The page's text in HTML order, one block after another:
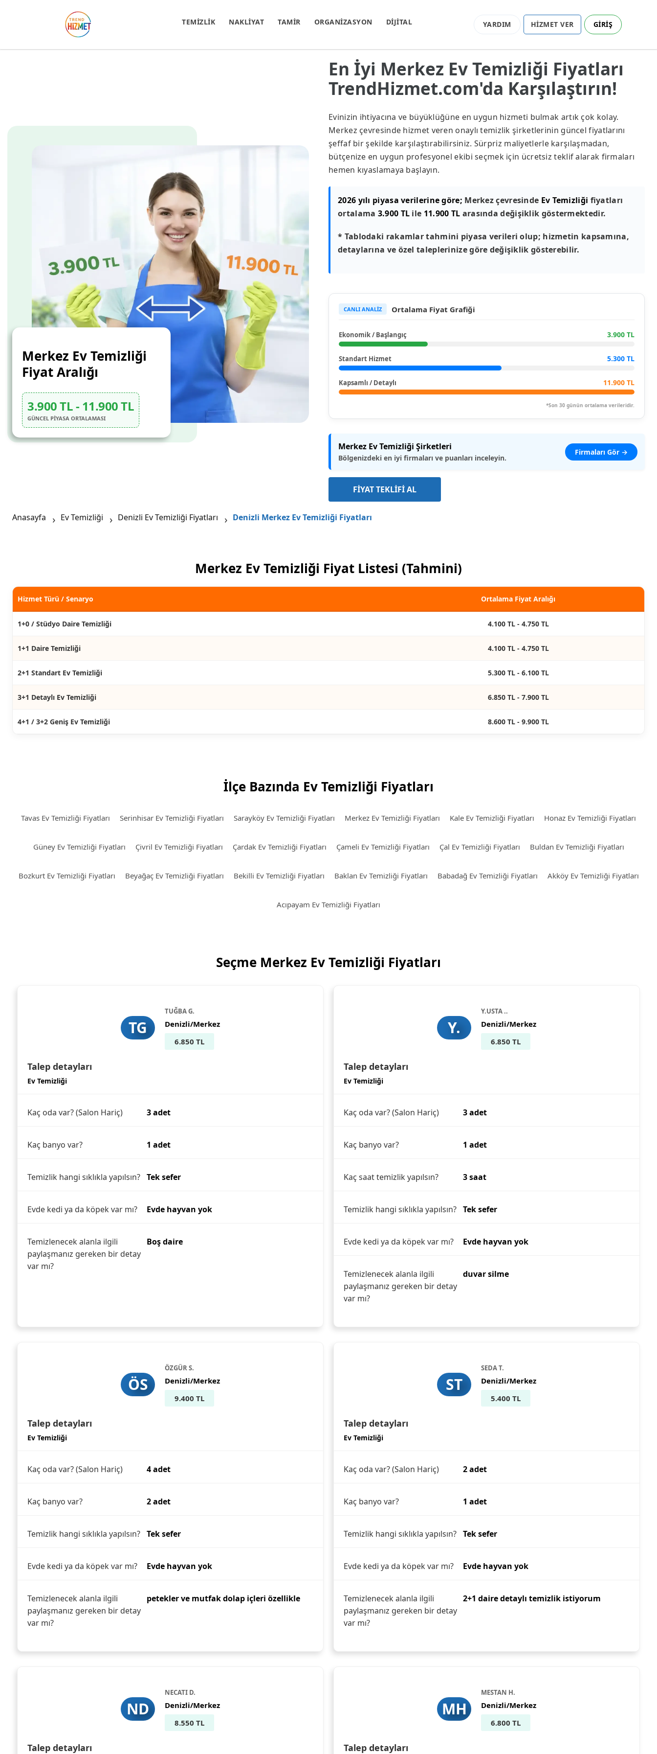
TEMİZLİK NAKLİYAT TAMİR ORGANİZASYON DİJİTAL YARDIM HİZMET VER GİRİŞ
En İyi Merkez Ev Temizliği Fiyatları
TrendHizmet.com'da Karşılaştırın!
Evinizin ihtiyacına ve büyüklüğüne en uygun hizmeti bulmak artık çok kolay.
Merkez çevresinde hizmet veren onaylı temizlik şirketlerinin güncel fiyatlarını
şeffaf bir şekilde karşılaştırabilirsiniz. Sürpriz maliyetlerle karşılaşmadan,
bütçenize en uygun profesyonel ekibi seçmek için ücretsiz teklif alarak firmaları
hemen kıyaslamaya başlayın.
2026 yılı piyasa verilerine göre; Merkez çevresinde Ev Temizliği fiyatları
ortalama 3.900 TL ile 11.900 TL arasında değişiklik göstermektedir.
* Tablodaki rakamlar tahmini piyasa verileri olup; hizmetin kapsamına,
detaylarına ve özel taleplerinize göre değişiklik gösterebilir.
CANLI ANALİZ Ortalama Fiyat Grafiği
Ekonomik / Başlangıç 3.900 TL
Standart Hizmet 5.300 TL
Kapsamlı / Detaylı 11.900 TL
*Son 30 günün ortalama verileridir.
Merkez Ev Temizliği Şirketleri
Bölgenizdeki en iyi firmaları ve puanları inceleyin.
Firmaları Gör →
FİYAT TEKLİFİ AL
Merkez Ev Temizliği
Fiyat Aralığı
3.900 TL - 11.900 TL
GÜNCEL PİYASA ORTALAMASI
Anasayfa Ev Temizliği Denizli Ev Temizliği Fiyatları Denizli Merkez Ev Temizliği Fiyatları
Merkez Ev Temizliği Fiyat Listesi (Tahmini)
Hizmet Türü / Senaryo Ortalama Fiyat Aralığı
1+0 / Stüdyo Daire Temizliği 4.100 TL - 4.750 TL
1+1 Daire Temizliği 4.100 TL - 4.750 TL
2+1 Standart Ev Temizliği 5.300 TL - 6.100 TL
3+1 Detaylı Ev Temizliği 6.850 TL - 7.900 TL
4+1 / 3+2 Geniş Ev Temizliği 8.600 TL - 9.900 TL
İlçe Bazında Ev Temizliği Fiyatları
Tavas Ev Temizliği Fiyatları Serinhisar Ev Temizliği Fiyatları Sarayköy Ev Temizliği Fiyatları Merkez Ev Temizliği Fiyatları Kale Ev Temizliği Fiyatları Honaz Ev Temizliği Fiyatları
Güney Ev Temizliği Fiyatları Çivril Ev Temizliği Fiyatları Çardak Ev Temizliği Fiyatları Çameli Ev Temizliği Fiyatları Çal Ev Temizliği Fiyatları Buldan Ev Temizliği Fiyatları
Bozkurt Ev Temizliği Fiyatları Beyağaç Ev Temizliği Fiyatları Bekilli Ev Temizliği Fiyatları Baklan Ev Temizliği Fiyatları Babadağ Ev Temizliği Fiyatları Akköy Ev Temizliği Fiyatları
Acıpayam Ev Temizliği Fiyatları
Seçme Merkez Ev Temizliği Fiyatları
TG
TUĞBA G.
Denizli/Merkez
6.850 TL
Talep detayları
Ev Temizliği
Kaç oda var? (Salon Hariç) 3 adet
Kaç banyo var? 1 adet
Temizlik hangi sıklıkla yapılsın? Tek sefer
Evde kedi ya da köpek var mı? Evde hayvan yok
Temizlenecek alanla ilgili
paylaşmanız gereken bir detay
var mı?
Boş daire
Y.
Y.USTA ..
Denizli/Merkez
6.850 TL
Talep detayları
Ev Temizliği
Kaç oda var? (Salon Hariç) 3 adet
Kaç banyo var? 1 adet
Kaç saat temizlik yapılsın? 3 saat
Temizlik hangi sıklıkla yapılsın? Tek sefer
Evde kedi ya da köpek var mı? Evde hayvan yok
Temizlenecek alanla ilgili
paylaşmanız gereken bir detay
var mı?
duvar silme
ÖS
ÖZGÜR S.
Denizli/Merkez
9.400 TL
Talep detayları
Ev Temizliği
Kaç oda var? (Salon Hariç) 4 adet
Kaç banyo var? 2 adet
Temizlik hangi sıklıkla yapılsın? Tek sefer
Evde kedi ya da köpek var mı? Evde hayvan yok
Temizlenecek alanla ilgili
paylaşmanız gereken bir detay
var mı?
petekler ve mutfak dolap içleri özellikle
ST
SEDA T.
Denizli/Merkez
5.400 TL
Talep detayları
Ev Temizliği
Kaç oda var? (Salon Hariç) 2 adet
Kaç banyo var? 1 adet
Temizlik hangi sıklıkla yapılsın? Tek sefer
Evde kedi ya da köpek var mı? Evde hayvan yok
Temizlenecek alanla ilgili
paylaşmanız gereken bir detay
var mı?
2+1 daire detaylı temizlik istiyorum
ND
NECATI D.
Denizli/Merkez
8.550 TL
Talep detayları
MH
MESTAN H.
Denizli/Merkez
6.800 TL
Talep detayları